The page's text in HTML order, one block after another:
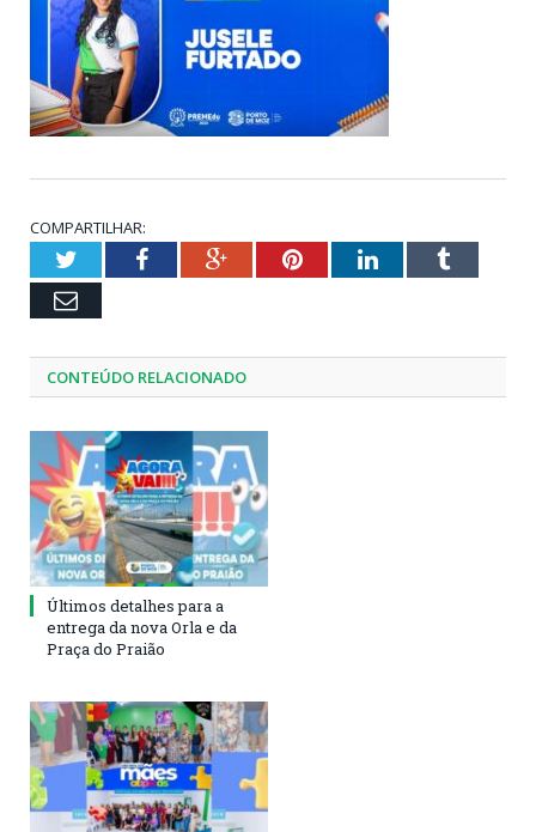
COMPARTILHAR:
TwitterFacebookGoogle+PinterestLinkedInTumblr
Email
CONTEÚDO RELACIONADO
Últimos detalhes para a
entrega da nova Orla e da
Praça do Praião